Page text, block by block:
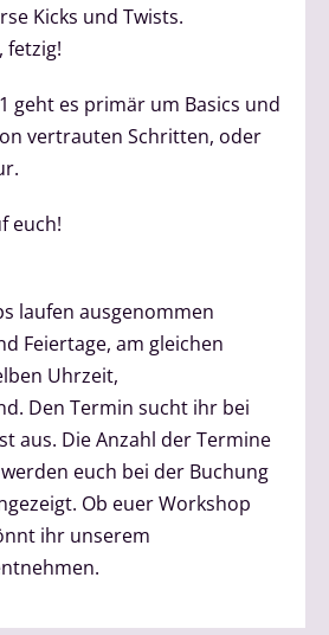
Kicks und Twists.
fetzig!
geht es primär um Basics und
vertrauten Schritten, oder
euch!
laufen ausgenommen
Feiertage, am gleichen
Uhrzeit,
Den Termin sucht ihr bei
aus. Die Anzahl der Termine
euch bei der Buchung
Ob euer Workshop
ihr unserem